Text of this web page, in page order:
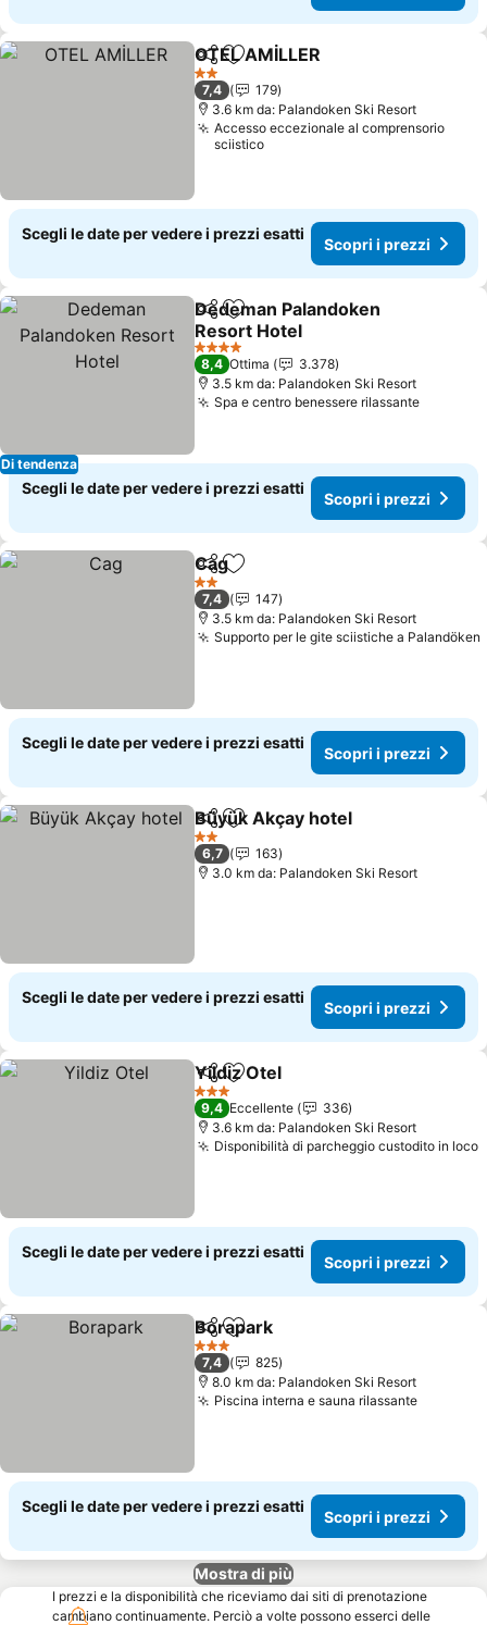
CondividiAggiungi ai preferiti
OTEL AMİLLER
2 Stelle
7,4
179
3.6 km da: Palandoken Ski Resort
Accesso eccezionale al comprensorio
sciistico
Scegli le date per vedere i prezzi esatti
Scopri i prezzi
Di tendenza
CondividiAggiungi ai preferiti
Dedeman Palandoken
Resort Hotel
Scopri i prezzi
4 Stelle
8,4 Ottima
3.378
3.5 km da: Palandoken Ski Resort
Spa e centro benessere rilassanteScopri i
Scegli le date per vedere i prezzi esatti
Scopri i prezzi
CondividiAggiungi ai preferiti
Cag
2 Stelle
7,4
147
3.5 km da: Palandoken Ski Resort
Supporto per le gite sciistiche a Palandöken
Scegli le date per vedere i prezzi esatti
Scopri i prezzi
CondividiAggiungi ai preferiti
Büyük Akçay hotel
2 Stelle
6,7
163
3.0 km da: Palandoken Ski Resort
Scegli le date per vedere i prezzi esatti
Scopri i prezzi
CondividiAggiungi ai preferiti
Yildiz Otel
3 Stelle
9,4 Eccellente
336
3.6 km da: Palandoken Ski Resort
Disponibilità di parcheggio custodito in loco
Scegli le date per vedere i prezzi esatti
Scopri i prezzi
CondividiAggiungi ai preferiti
Borapark
3 Stelle
7,4
825
8.0 km da: Palandoken Ski Resort
Piscina interna e sauna rilassanteScopri i
Scegli le date per vedere i prezzi esatti
Scopri i prezzi
Mostra di più
I prezzi e la disponibilità che riceviamo dai siti di prenotazione
cambiano continuamente. Perciò a volte possono esserci delle